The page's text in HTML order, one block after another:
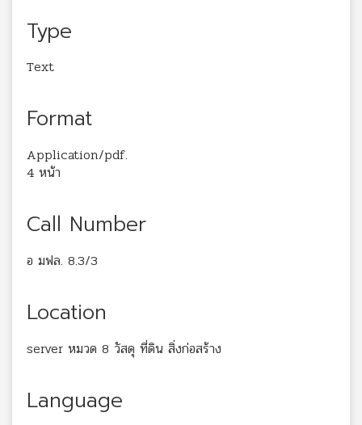
Type
Text
Format
Application/pdf.
4 หน้า
Call Number
อ มฟล. 8.3/3
Location
server หมวด 8 วัสดุ ที่ดิน สิ่งก่อสร้าง
Language